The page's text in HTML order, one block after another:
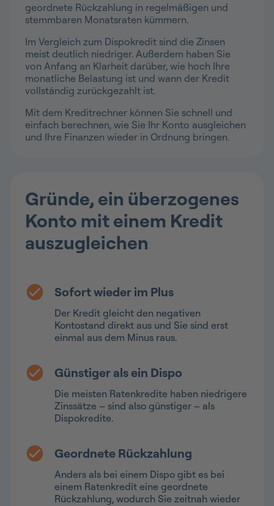
geordnete Rückzahlung in regelmäßigen und
stemmbaren Monatsraten kümmern.
Im Vergleich zum Dispokredit sind die Zinsen
meist deutlich niedriger. Außerdem haben Sie
von Anfang an Klarheit darüber, wie hoch Ihre
monatliche Belastung ist und wann der Kredit
vollständig zurückgezahlt ist.
Mit dem Kreditrechner können Sie schnell und
einfach berechnen, wie Sie Ihr Konto ausgleichen
und Ihre Finanzen wieder in Ordnung bringen.
Gründe, ein überzogenes
Konto mit einem Kredit
auszugleichen
Sofort wieder im Plus
Der Kredit gleicht den negativen
Kontostand direkt aus und Sie sind erst
einmal aus dem Minus raus.
Günstiger als ein Dispo
Die meisten Ratenkredite haben niedrigere
Zinssätze – sind also günstiger – als
Dispokredite.
Geordnete Rückzahlung
Anders als bei einem Dispo gibt es bei
einem Ratenkredit eine geordnete
Rückzahlung, wodurch Sie zeitnah wieder